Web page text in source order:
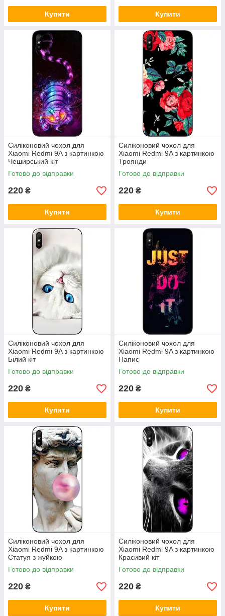
Купити Купити
Силіконовий чохол для
Xiaomi Redmi 9A з картинкою
Чеширський кіт
Готово до відправки
220 ₴
Купити
Силіконовий чохол для
Xiaomi Redmi 9A з картинкою
Троянди
Готово до відправки
220 ₴
Купити
Силіконовий чохол для
Xiaomi Redmi 9A з картинкою
Білий кіт
Готово до відправки
220 ₴
Купити
Силіконовий чохол для
Xiaomi Redmi 9A з картинкою
Напис
Готово до відправки
220 ₴
Купити
Силіконовий чохол для
Xiaomi Redmi 9A з картинкою
Статуя з жуйкою
Готово до відправки
220 ₴
Купити
Силіконовий чохол для
Xiaomi Redmi 9A з картинкою
Красивий кіт
Готово до відправки
220 ₴
Купити